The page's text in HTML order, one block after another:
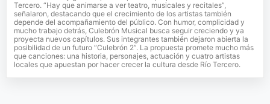
Tercero. “Hay que animarse a ver teatro, musicales y recitales”,
señalaron, destacando que el crecimiento de los artistas también
depende del acompañamiento del público. Con humor, complicidad y
mucho trabajo detrás, Culebrón Musical busca seguir creciendo y ya
proyecta nuevos capítulos. Sus integrantes también dejaron abierta la
posibilidad de un futuro “Culebrón 2”. La propuesta promete mucho más
que canciones: una historia, personajes, actuación y cuatro artistas
locales que apuestan por hacer crecer la cultura desde Río Tercero.